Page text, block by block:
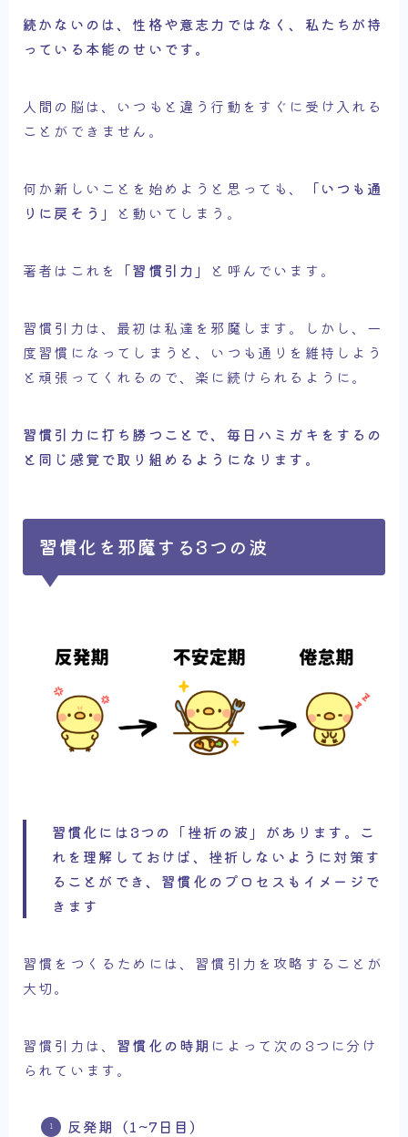
続かないのは、性格や意志力ではなく、私たちが持
っている本能のせいです。
人間の脳は、いつもと違う行動をすぐに受け入れる
ことができません。
何か新しいことを始めようと思っても、
「いつも通
りに戻そう」
と動いてしまう。
著者はこれを 「習慣引力」 と呼んでいます。
習慣引力は、最初は私達を邪魔します。しかし、一
度習慣になってしまうと、いつも通りを維持しよう
と頑張ってくれるので、楽に続けられるように。
習慣引力に打ち勝つことで、毎日ハミガキをするの
と同じ感覚で取り組めるようになります。
習慣化を邪魔する3つの波
習慣化には3つの「挫折の波」があります。こ
れを理解しておけば、挫折しないように対策す
ることができ、習慣化のプロセスもイメージで
きます
習慣をつくるためには、習慣引力を攻略することが
大切。
習慣引力は、 習慣化の時期 によって次の3つに分け
られています。
反発期（1~7日目)